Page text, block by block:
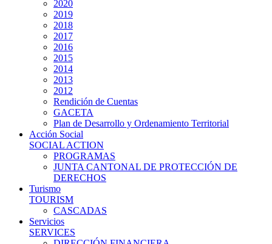
2020
2019
2018
2017
2016
2015
2014
2013
2012
Rendición de Cuentas
GACETA
Plan de Desarrollo y Ordenamiento Territorial
Acción Social
SOCIAL ACTION
PROGRAMAS
JUNTA CANTONAL DE PROTECCIÓN DE
DERECHOS
Turismo
TOURISM
CASCADAS
Servicios
SERVICES